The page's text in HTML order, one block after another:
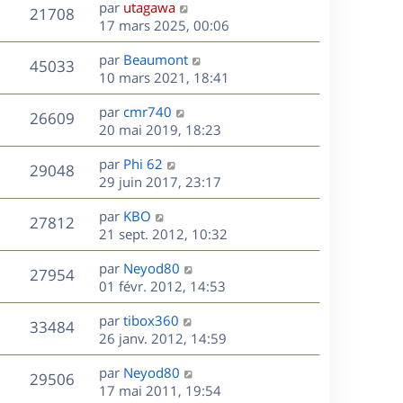
e
s
n
i
e
r
m
e
s
s
a
g
e
21708V
u
e
s
D
e
r
n
i
e
r
m
e
s
s
a
g
e
par utagawa
17 mars 2025, 00:06
45033V
u
s
D
e
r
n
i
e
r
m
e
s
s
a
g
e
par Beaumont
10 mars 2021, 18:41
26609V
u
e
s
D
e
r
n
i
e
r
m
e
s
s
a
g
e
par cmr740
20 mai 2019, 18:23
29048V
u
e
D
e
r
n
i
e
r
m
e
s
s
a
g
e
par Phi 62
29 juin 2017, 23:17
27812V
u
D
e
r
n
i
e
r
m
e
s
s
par KBO
21 sept. 2012, 10:32
27954V
u
D
e
r
n
i
e
r
m
par Neyod80
01 févr. 2012, 14:53
33484V
u
e
D
e
r
n
i
par tibox360
26 janv. 2012, 14:59
29506V
D
e
par Neyod80
17 mai 2011, 19:54